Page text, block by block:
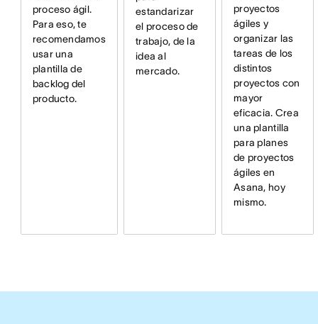
proceso ágil.
Para eso, te
recomendamos
usar una
plantilla de
backlog del
producto.
estandarizar
el proceso de
trabajo, de la
idea al
mercado.
proyectos
ágiles y
organizar las
tareas de los
distintos
proyectos con
mayor
eficacia. Crea
una plantilla
para planes
de proyectos
ágiles en
Asana, hoy
mismo.